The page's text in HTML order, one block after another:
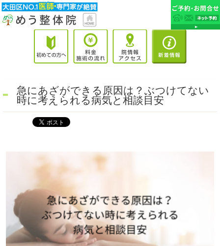
急にあざができる原因は？ぶつけてない
時に考えられる病気と相談目安